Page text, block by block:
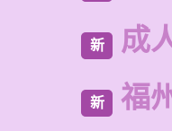
新 成
新 福